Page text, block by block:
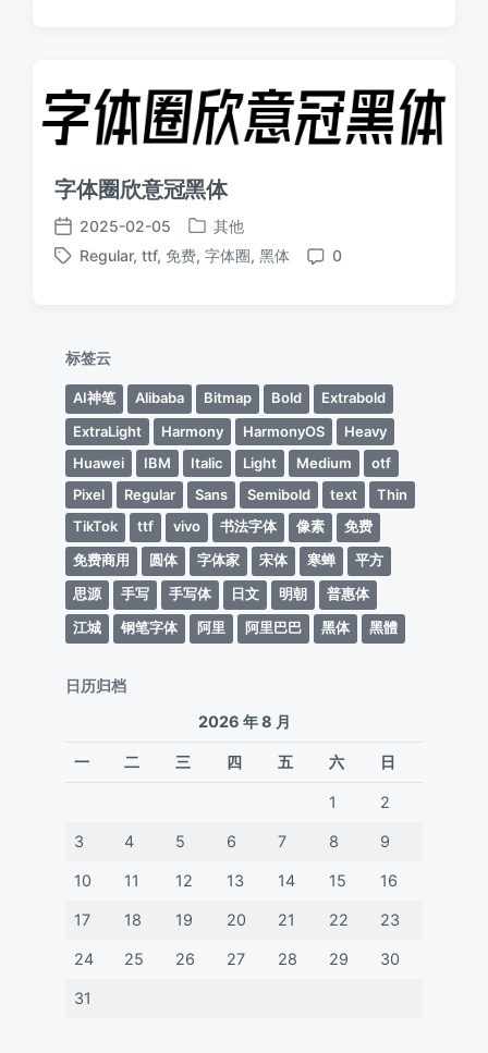
字体圈欣意冠黑体
发
布
2025-02-05
发
布
其他
标
Regular, ttf, 免费, 字体圈, 黑体
评
0
标签云
AI神笔 Alibaba Bitmap Bold
Extrabold
ExtraLight
Harmony HarmonyOS
Heavy
Huawei
IBM Italic Light Medium
otf
Pixel
Regular Sans Semibold text
Thin
TikTok
ttf vivo 书法字体 像素
免费
免费商用
圆体 字体家 宋体 寒蝉
平方
思源
手写 手写体 日文 明朝
普惠体
江城
钢笔字体 阿里 阿里巴巴 黑体 黑體
日历归档
2026 年 8 月
一 二 三 四 五 六 日
1 2
3 4 5 6 7 8 9
10 11 12 13 14 15 16
17 18 19 20 21 22 23
24 25 26 27 28 29 30
31